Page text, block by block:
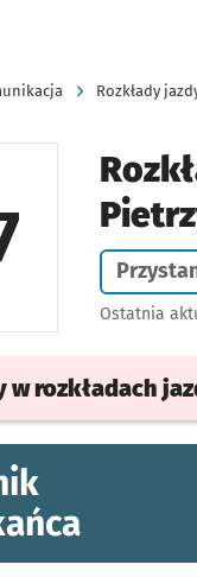
Rozkłady
Ostatnia
w rozkładach